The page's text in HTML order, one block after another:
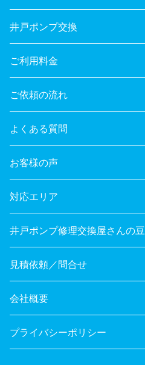
井戸ポンプ交換
ご利用料金
ご依頼の流れ
よくある質問
お客様の声
対応エリア
井戸ポンプ修理交換屋さんの
見積依頼／問合せ
会社概要
プライバシーポリシー